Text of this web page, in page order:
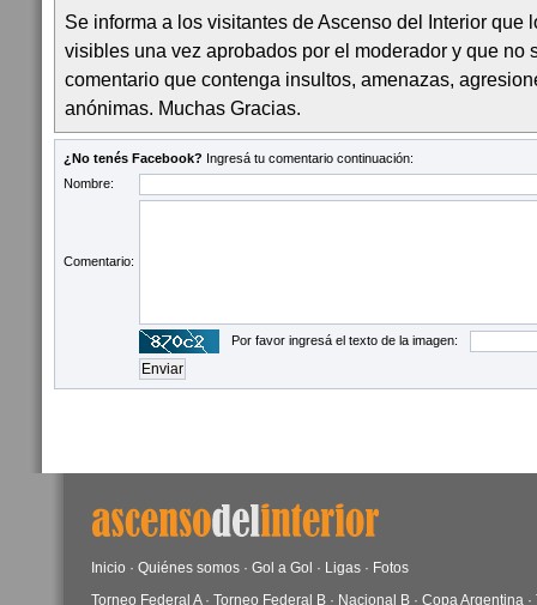
Se informa a los visitantes de Ascenso del Interior que
visibles una vez aprobados por el moderador y que no
comentario que contenga insultos, amenazas,
anónimas. Muchas Gracias.
¿No tenés Facebook? Ingresá tu comentario continuación:
Nombre:
Comentario:
Por favor ingresá el texto de la imagen:
Inicio · Quiénes somos · Gol a Gol · Ligas · Fotos
Torneo Federal A· Torneo Federal B · Nacional B · Copa Argentina ·